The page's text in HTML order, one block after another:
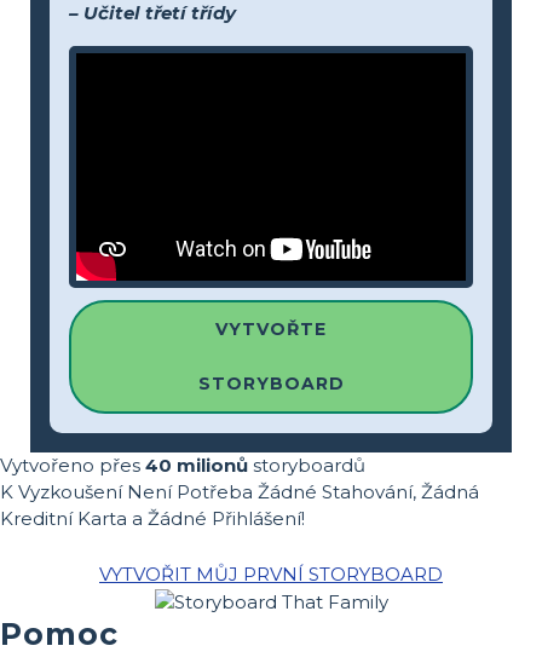
– Učitel třetí třídy
VYTVOŘTE
STORYBOARD
Vytvořeno přes 40 milionů storyboardů
K Vyzkoušení Není Potřeba Žádné Stahování, Žádná
Kreditní Karta a Žádné Přihlášení!
VYTVOŘIT MŮJ PRVNÍ STORYBOARD
Pomoc